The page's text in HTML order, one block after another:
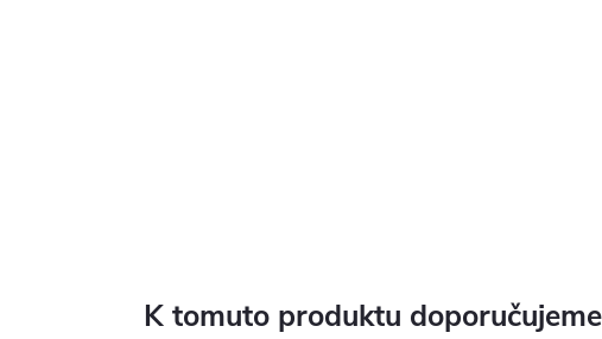
K tomuto produktu